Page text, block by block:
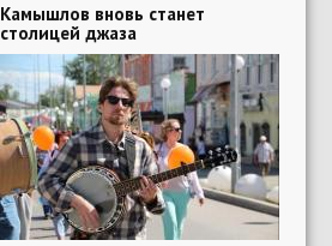
Камышлов вновь станет
столицей джаза